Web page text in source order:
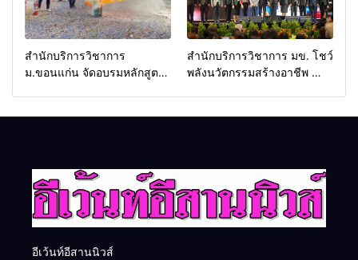
สำนักบริการวิชาการ
ม.ขอนแก่น จัดอบรมหลักสูตร
สำนักบริการวิชาการ มข. โชว์
พลังนวัตกรรมสร้างอาชีพ นำ
อีเว้นท์อีสานนิวส์